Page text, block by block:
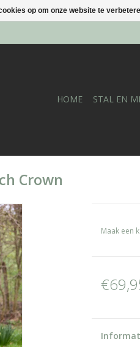
HOME STAL EN
Crown
Maak een
op om onze website te